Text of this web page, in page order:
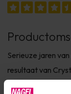
Serieuze jaren
resultaat van
duurzaamheid